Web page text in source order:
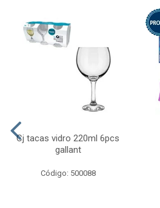
Cj tacas vidro 220ml 6pcs
gallant
Código: 500088